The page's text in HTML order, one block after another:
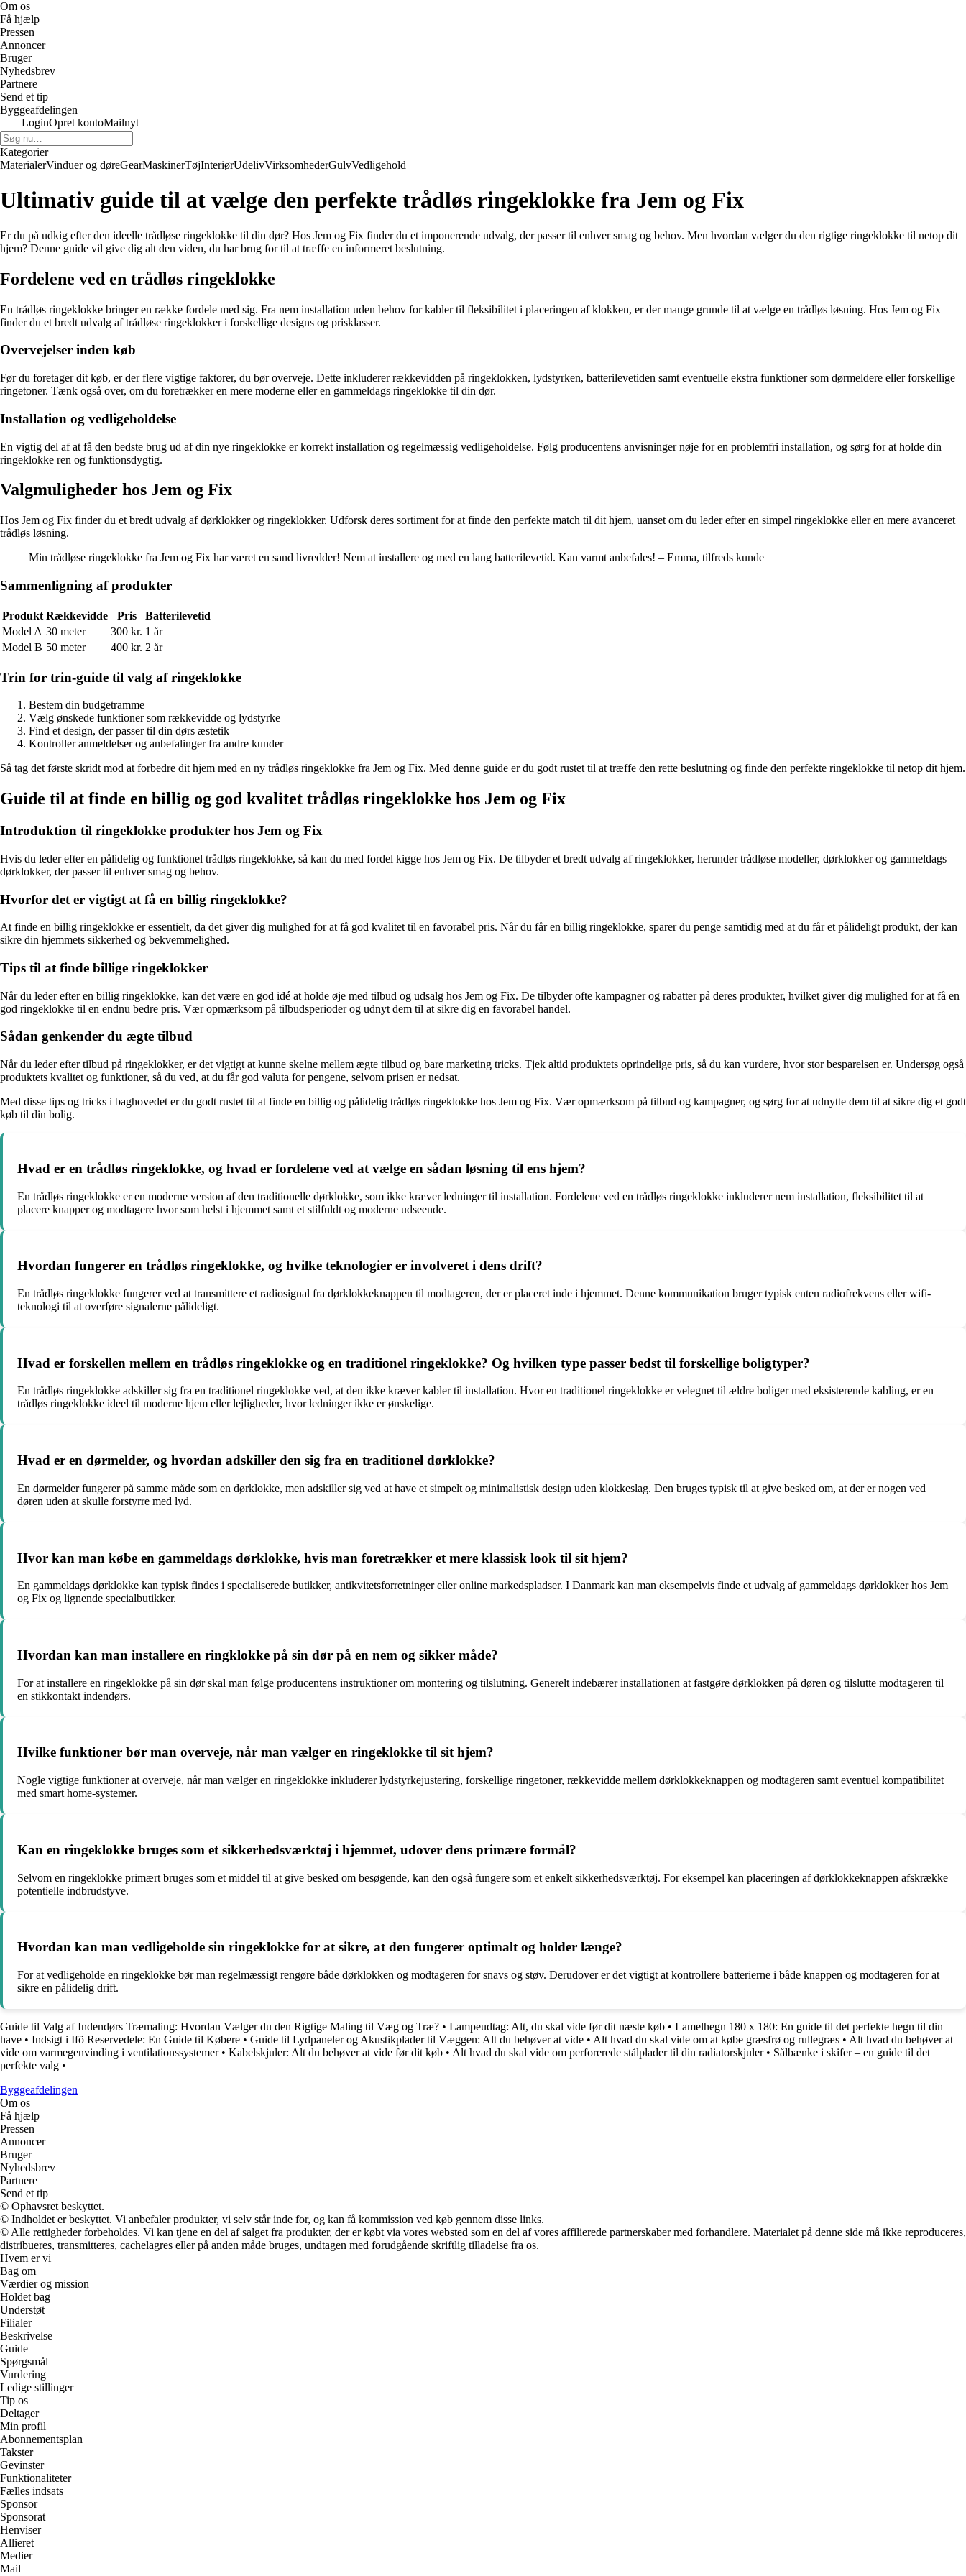
Om os
Få hjælp
Pressen
Annoncer
Bruger
Nyhedsbrev
Partnere
Send et tip
Byggeafdelingen
LoginOpret kontoMailnyt
Kategorier
MaterialerVinduer og døreGearMaskinerTøjInteriørUdelivVirksomhederGulvVedligehold
Ultimativ guide til at vælge den perfekte trådløs ringeklokke fra Jem og Fix
Er du på udkig efter den ideelle trådløse ringeklokke til din dør? Hos Jem og Fix finder du et imponerende udvalg, der passer til enhver smag og behov. Men hvordan vælger du den rigtige ringeklokke til netop dit
hjem? Denne guide vil give dig alt den viden, du har brug for til at træffe en informeret beslutning.
Fordelene ved en trådløs ringeklokke
En trådløs ringeklokke bringer en række fordele med sig. Fra nem installation uden behov for kabler til fleksibilitet i placeringen af klokken, er der mange grunde til at vælge en trådløs løsning. Hos Jem og Fix
finder du et bredt udvalg af trådløse ringeklokker i forskellige designs og prisklasser.
Overvejelser inden køb
Før du foretager dit køb, er der flere vigtige faktorer, du bør overveje. Dette inkluderer rækkevidden på ringeklokken, lydstyrken, batterilevetiden samt eventuelle ekstra funktioner som dørmeldere eller forskellige
ringetoner. Tænk også over, om du foretrækker en mere moderne eller en gammeldags ringeklokke til din dør.
Installation og vedligeholdelse
En vigtig del af at få den bedste brug ud af din nye ringeklokke er korrekt installation og regelmæssig vedligeholdelse. Følg producentens anvisninger nøje for en problemfri installation, og sørg for at holde din
ringeklokke ren og funktionsdygtig.
Valgmuligheder hos Jem og Fix
Hos Jem og Fix finder du et bredt udvalg af dørklokker og ringeklokker. Udforsk deres sortiment for at finde den perfekte match til dit hjem, uanset om du leder efter en simpel ringeklokke eller en mere avanceret
trådløs løsning.
Min trådløse ringeklokke fra Jem og Fix har været en sand livredder! Nem at installere og med en lang batterilevetid. Kan varmt anbefales! – Emma, tilfreds kunde
Sammenligning af produkter
Produkt Rækkevidde Pris
Batterilevetid
Model A 30 meter 300 kr. 1 år
Model B 50 meter 400 kr. 2 år
Trin for trin-guide til valg af ringeklokke
Bestem din budgetramme
Vælg ønskede funktioner som rækkevidde og lydstyrke
Find et design, der passer til din dørs æstetik
Kontroller anmeldelser og anbefalinger fra andre kunder
Så tag det første skridt mod at forbedre dit hjem med en ny trådløs ringeklokke fra Jem og Fix. Med denne guide er du godt rustet til at træffe den rette beslutning og finde den perfekte ringeklokke til netop dit hjem.
Guide til at finde en billig og god kvalitet trådløs ringeklokke hos Jem og Fix
Introduktion til ringeklokke produkter hos Jem og Fix
Hvis du leder efter en pålidelig og funktionel trådløs ringeklokke, så kan du med fordel kigge hos Jem og Fix. De tilbyder et bredt udvalg af ringeklokker, herunder trådløse modeller, dørklokker og gammeldags
dørklokker, der passer til enhver smag og behov.
Hvorfor det er vigtigt at få en billig ringeklokke?
At finde en billig ringeklokke er essentielt, da det giver dig mulighed for at få god kvalitet til en favorabel pris. Når du får en billig ringeklokke, sparer du penge samtidig med at du får et pålideligt produkt, der kan
sikre din hjemmets sikkerhed og bekvemmelighed.
Tips til at finde billige ringeklokker
Når du leder efter en billig ringeklokke, kan det være en god idé at holde øje med tilbud og udsalg hos Jem og Fix. De tilbyder ofte kampagner og rabatter på deres produkter, hvilket giver dig mulighed for at få en
god ringeklokke til en endnu bedre pris. Vær opmærksom på tilbudsperioder og udnyt dem til at sikre dig en favorabel handel.
Sådan genkender du ægte tilbud
Når du leder efter tilbud på ringeklokker, er det vigtigt at kunne skelne mellem ægte tilbud og bare marketing tricks. Tjek altid produktets oprindelige pris, så du kan vurdere, hvor stor besparelsen er. Undersøg også
produktets kvalitet og funktioner, så du ved, at du får god valuta for pengene, selvom prisen er nedsat.
Med disse tips og tricks i baghovedet er du godt rustet til at finde en billig og pålidelig trådløs ringeklokke hos Jem og Fix. Vær opmærksom på tilbud og kampagner, og sørg for at udnytte dem til at sikre dig et godt
køb til din bolig.
Hvad er en trådløs ringeklokke, og hvad er fordelene ved at vælge en sådan løsning til ens hjem?
En trådløs ringeklokke er en moderne version af den traditionelle dørklokke, som ikke kræver ledninger til installation. Fordelene ved en trådløs ringeklokke inkluderer nem installation, fleksibilitet til at
placere knapper og modtagere hvor som helst i hjemmet samt et stilfuldt og moderne udseende.
Hvordan fungerer en trådløs ringeklokke, og hvilke teknologier er involveret i dens drift?
En trådløs ringeklokke fungerer ved at transmittere et radiosignal fra dørklokkeknappen til modtageren, der er placeret inde i hjemmet. Denne kommunikation bruger typisk enten radiofrekvens eller wifi-
teknologi til at overføre signalerne pålideligt.
Hvad er forskellen mellem en trådløs ringeklokke og en traditionel ringeklokke? Og hvilken type passer bedst til forskellige boligtyper?
En trådløs ringeklokke adskiller sig fra en traditionel ringeklokke ved, at den ikke kræver kabler til installation. Hvor en traditionel ringeklokke er velegnet til ældre boliger med eksisterende kabling, er en
trådløs ringeklokke ideel til moderne hjem eller lejligheder, hvor ledninger ikke er ønskelige.
Hvad er en dørmelder, og hvordan adskiller den sig fra en traditionel dørklokke?
En dørmelder fungerer på samme måde som en dørklokke, men adskiller sig ved at have et simpelt og minimalistisk design uden klokkeslag. Den bruges typisk til at give besked om, at der er nogen ved
døren uden at skulle forstyrre med lyd.
Hvor kan man købe en gammeldags dørklokke, hvis man foretrækker et mere klassisk look til sit hjem?
En gammeldags dørklokke kan typisk findes i specialiserede butikker, antikvitetsforretninger eller online markedspladser. I Danmark kan man eksempelvis finde et udvalg af gammeldags dørklokker hos Jem
og Fix og lignende specialbutikker.
Hvordan kan man installere en ringklokke på sin dør på en nem og sikker måde?
For at installere en ringeklokke på sin dør skal man følge producentens instruktioner om montering og tilslutning. Generelt indebærer installationen at fastgøre dørklokken på døren og tilslutte modtageren til
en stikkontakt indendørs.
Hvilke funktioner bør man overveje, når man vælger en ringeklokke til sit hjem?
Nogle vigtige funktioner at overveje, når man vælger en ringeklokke inkluderer lydstyrkejustering, forskellige ringetoner, rækkevidde mellem dørklokkeknappen og modtageren samt eventuel kompatibilitet
med smart home-systemer.
Kan en ringeklokke bruges som et sikkerhedsværktøj i hjemmet, udover dens primære formål?
Selvom en ringeklokke primært bruges som et middel til at give besked om besøgende, kan den også fungere som et enkelt sikkerhedsværktøj. For eksempel kan placeringen af dørklokkeknappen afskrække
potentielle indbrudstyve.
Hvordan kan man vedligeholde sin ringeklokke for at sikre, at den fungerer optimalt og holder længe?
For at vedligeholde en ringeklokke bør man regelmæssigt rengøre både dørklokken og modtageren for snavs og støv. Derudover er det vigtigt at kontrollere batterierne i både knappen og modtageren for at
sikre en pålidelig drift.
Guide til Valg af Indendørs Træmaling: Hvordan Vælger du den Rigtige Maling til Væg og Træ? • Lampeudtag: Alt, du skal vide før dit næste køb • Lamelhegn 180 x 180: En guide til det perfekte hegn til din
have • Indsigt i Ifö Reservedele: En Guide til Købere • Guide til Lydpaneler og Akustikplader til Væggen: Alt du behøver at vide • Alt hvad du skal vide om at købe græsfrø og rullegræs • Alt hvad du behøver at
vide om varmegenvinding i ventilationssystemer• Kabelskjuler: Alt du behøver at vide før dit køb • Alt hvad du skal vide om perforerede stålplader til din radiatorskjuler• Sålbænke i skifer – en guide til det
perfekte valg •
Byggeafdelingen
Om os
Få hjælp
Pressen
Annoncer
Bruger
Nyhedsbrev
Partnere
Send et tip
© Ophavsret beskyttet.
© Indholdet er beskyttet. Vi anbefaler produkter, vi selv står inde for, og kan få kommission ved køb gennem disse links.
© Alle rettigheder forbeholdes. Vi kan tjene en del af salget fra produkter, der er købt via vores websted som en del af vores affilierede partnerskaber med forhandlere. Materialet på denne side må ikke reproduceres,
distribueres, transmitteres, cachelagres eller på anden måde bruges, undtagen med forudgående skriftlig tilladelse fra os.
Hvem er vi
Bag om
Værdier og mission
Holdet bag
Understøt
Filialer
Beskrivelse
Guide
Spørgsmål
Vurdering
Ledige stillinger
Tip os
Deltager
Min profil
Abonnementsplan
Takster
Gevinster
Funktionaliteter
Fælles indsats
Sponsor
Sponsorat
Henviser
Allieret
Medier
Mail